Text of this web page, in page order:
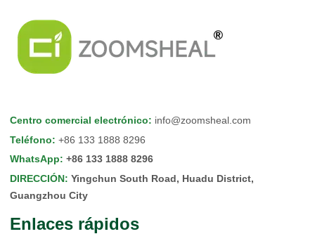
Centro comercial electrónico: info@zoomsheal.com
Teléfono: +86 133 1888 8296
WhatsApp: +86 133 1888 8296
DIRECCIÓN: Yingchun South Road, Huadu District,
Guangzhou City
Enlaces rápidos